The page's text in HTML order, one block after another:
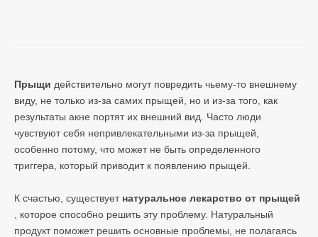
Прыщи действительно могут повредить чьему-то внешнему
виду, не только из-за самих прыщей, но и из-за того, как
результаты акне портят их внешний вид. Часто люди
чувствуют себя непривлекательными из-за прыщей,
особенно потому, что может не быть определенного
триггера, который приводит к появлению прыщей.
К счастью, существует натуральное лекарство от прыщей
, которое способно решить эту проблему. Натуральный
продукт поможет решить основные проблемы, не полагаясь